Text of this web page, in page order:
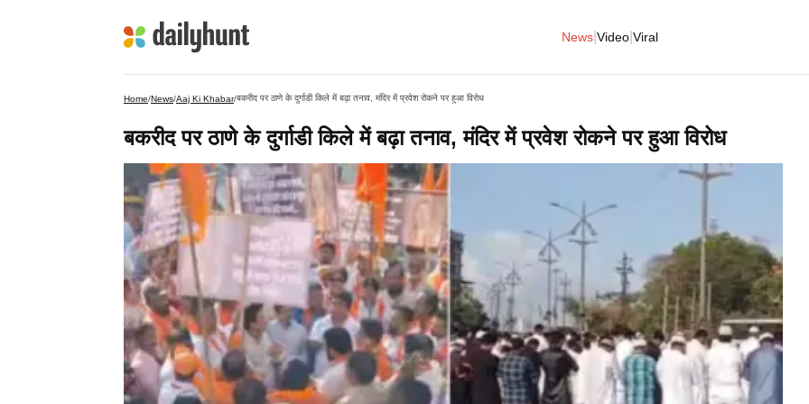
News Video Viral
Home/News/Aaj Ki Khabar/बकरीद पर ठाणे के दुर्गाडी किले में बढ़ा तनाव, मंदिर में प्रवेश रोकने पर हुआ विरोध
बकरीद पर ठाणे के दुर्गाडी किले में बढ़ा तनाव, मंदिर में प्रवेश रोकने पर हुआ विरोध